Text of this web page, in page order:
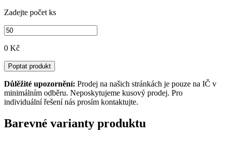
Zadejte počet ks
0 Kč
Poptat produkt
Důlěžité upozornění: Prodej na našich stránkách je pouze na IČ v
minimálním odběru. Neposkytujeme kusový prodej. Pro
individuální řešení nás prosím kontaktujte.
Barevné varianty produktu